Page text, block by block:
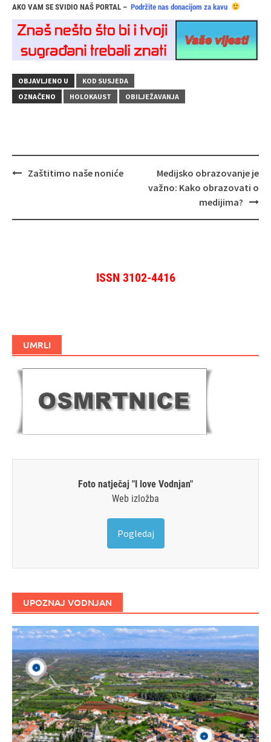
AKO VAM SE SVIDIO NAŠ PORTAL – Podržite nas donacijom za kavu
OBJAVLJENO U
KOD SUSJEDA
OZNAČENO
HOLOKAUST OBILJEŽAVANJA
Navigacija
Zaštitimo naše noniće
Medijsko obrazovanje je
važno: Kako obrazovati o
medijima?
ISSN 3102-4416
UMRLI
Foto natječaj "I love Vodnjan"
Web izložba
Pogledaj
UPOZNAJ VODNJAN